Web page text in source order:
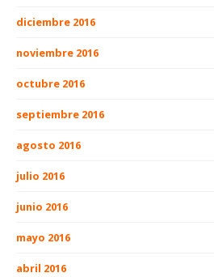
diciembre 2016
noviembre 2016
octubre 2016
septiembre 2016
agosto 2016
julio 2016
junio 2016
mayo 2016
abril 2016